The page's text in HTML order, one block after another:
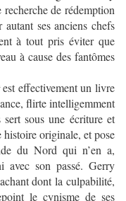
de rédemption
ses anciens chefs
à tout pris éviter que
à cause des fantômes
est effectivement un livre
flirte intelligemment
sous une écriture et
histoire originale, et pose
du Nord qui n’en a,
avec son passé. Gerry
dont la culpabilité,
le cynisme de ses